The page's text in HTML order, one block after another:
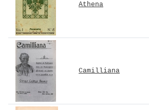
Athena
Camilliana